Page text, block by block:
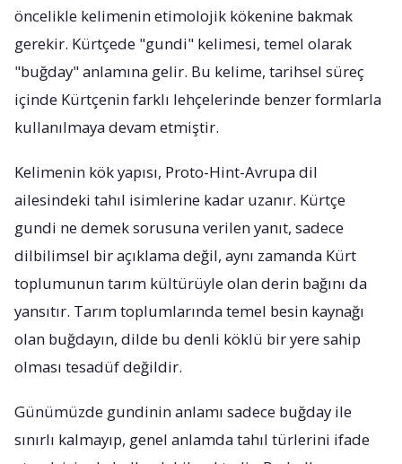
öncelikle kelimenin etimolojik kökenine bakmak
gerekir. Kürtçede "gundi" kelimesi, temel olarak
"buğday" anlamına gelir. Bu kelime, tarihsel süreç
içinde Kürtçenin farklı lehçelerinde benzer formlarla
kullanılmaya devam etmiştir.
Kelimenin kök yapısı, Proto-Hint-Avrupa dil
ailesindeki tahıl isimlerine kadar uzanır. Kürtçe
gundi ne demek sorusuna verilen yanıt, sadece
dilbilimsel bir açıklama değil, aynı zamanda Kürt
toplumunun tarım kültürüyle olan derin bağını da
yansıtır. Tarım toplumlarında temel besin kaynağı
olan buğdayın, dilde bu denli köklü bir yere sahip
olması tesadüf değildir.
Günümüzde gundinin anlamı sadece buğday ile
sınırlı kalmayıp, genel anlamda tahıl türlerini ifade